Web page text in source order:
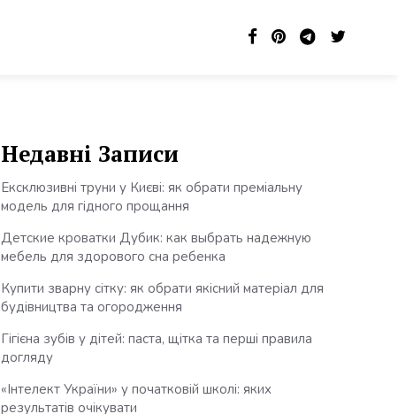
Недавні Записи
Ексклюзивні труни у Києві: як обрати преміальну
модель для гідного прощання
Детские кроватки Дубик: как выбрать надежную
мебель для здорового сна ребенка
Купити зварну сітку: як обрати якісний матеріал для
будівництва та огородження
Гігієна зубів у дітей: паста, щітка та перші правила
догляду
«Інтелект України» у початковій школі: яких
результатів очікувати